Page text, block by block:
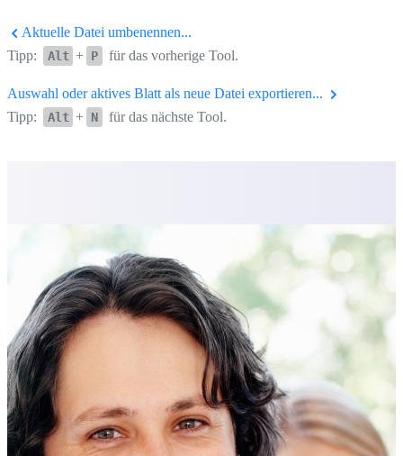
Aktuelle Datei umbenennen...
Tipp:
Alt + P für das vorherige Tool.
Auswahl oder aktives Blatt als neue Datei exportieren...
Tipp:
Alt + N für das nächste Tool.